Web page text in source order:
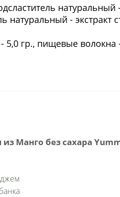
натуральный
натуральный - экстракт
5,0 гр., пищевые волокна
Манго без сахара